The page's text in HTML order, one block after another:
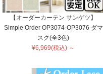
【オーダーカーテン サンゲツ】
Simple Order OP3074-OP3076 ダマ
スク(全3色)
¥6,969(税込) ～